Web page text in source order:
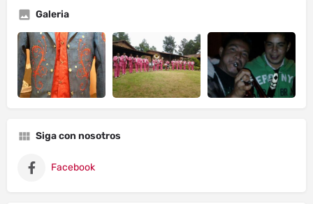
Galeria
Siga con nosotros
Facebook